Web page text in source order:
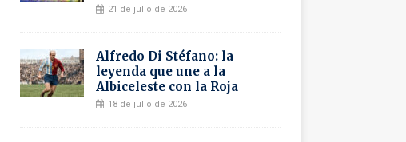
21 de julio de 2026
Alfredo Di Stéfano: la
leyenda que une a la
Albiceleste con la Roja
18 de julio de 2026